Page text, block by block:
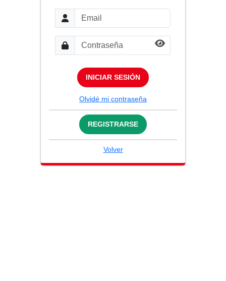
INICIAR SESIÓN
Olvidé mi contraseña
REGISTRARSE
Volver